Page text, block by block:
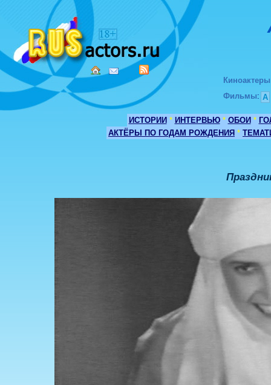
Киноактеры
Фильмы: А
ИСТОРИИ * ИНТЕРВЬЮ * ОБОИ *
АКТЁРЫ ПО ГОДАМ РОЖДЕНИЯ *